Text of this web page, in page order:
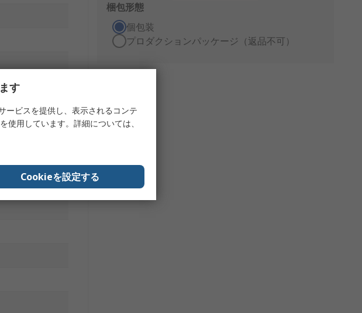
梱包形態
個包装
プロダクションパッケージ（返品不可）
す
ービスを提供し、表示されるコンテ
使用しています。詳細については、
Cookieを設定する